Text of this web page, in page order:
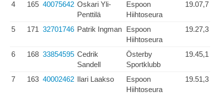
4 165 40075642 Oskari Yli-
Penttilä
Espoon
Hiihtoseura
19.07,7
5 171 32701746 Patrik Ingman Espoon
Hiihtoseura
19.27,3
6 168 33854595 Cedrik
Sandell
Österby
Sportklubb
19.45,1
7 163 40002462 Ilari Laakso
Espoon
Hiihtoseura
19.51,3